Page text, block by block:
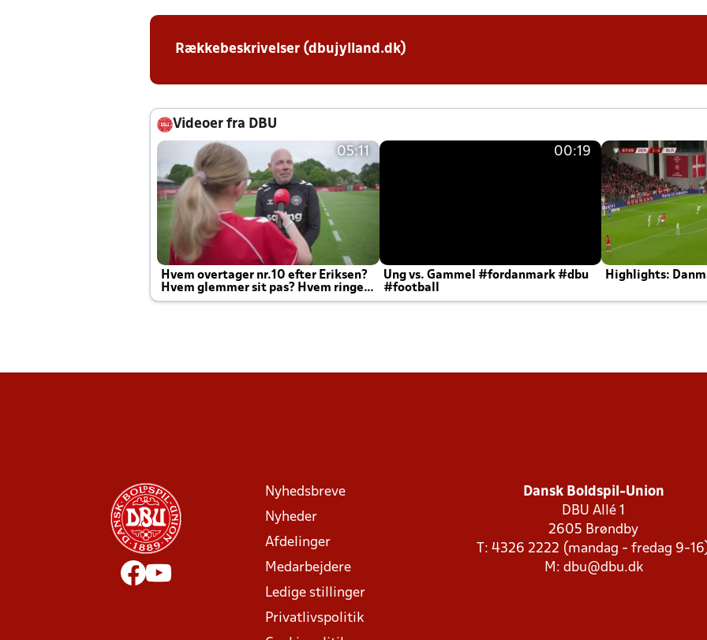
Rækkebeskrivelser (dbujylland.dk)
Videoer fra DBU
05:11
Hvem overtager nr.10 efter Eriksen?
Hvem glemmer sit pas? Hvem ringer
Joachim altid til efter kampe?
00:19
Ung vs. Gammel #fordanmark #dbu
#football
Highlights:
Nyhedsbreve
Nyheder
Afdelinger
Medarbejdere
Ledige stillinger
Privatlivspolitik
Dansk Boldspil-Union
DBU Allé 1
2605 Brøndby
T: 4326 2222 (mandag - fredag 9-
M: dbu@dbu.dk